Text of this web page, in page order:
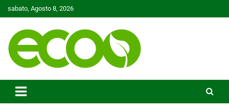
to
sabato, Agosto 8, 2026
Ecoo.it